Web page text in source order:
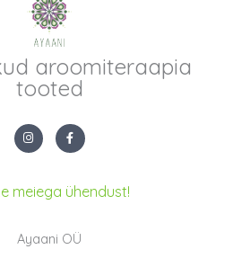
aroomiteraapia
tooted
I
n
s
g
r
F
a
c
o
o
f
meiega ühendust!
Ayaani OÜ